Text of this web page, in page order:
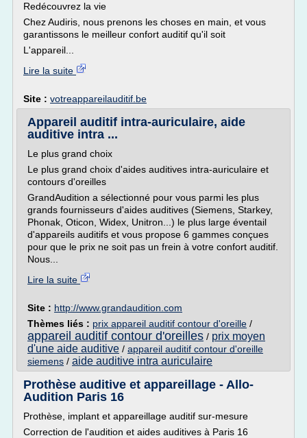
Redécouvrez la vie
Chez Audiris, nous prenons les choses en main, et vous
garantissons le meilleur confort auditif qu'il soit
L'appareil...
Lire la suite
Site : votreappareilauditif.be
Appareil auditif intra-auriculaire, aide
auditive intra ...
Le plus grand choix
Le plus grand choix d'aides auditives intra-auriculaire et
contours d'oreilles
GrandAudition a sélectionné pour vous parmi les plus
grands fournisseurs d'aides auditives (Siemens, Starkey,
Phonak, Oticon, Widex, Unitron...) le plus large éventail
d'appareils auditifs et vous propose 6 gammes conçues
pour que le prix ne soit pas un frein à votre confort auditif.
Nous...
Lire la suite
Site : http://www.grandaudition.com
Thèmes liés : prix appareil auditif contour d'oreille /
appareil auditif contour d'oreilles / prix moyen
d'une aide auditive / appareil auditif contour d'oreille
siemens / aide auditive intra auriculaire
Prothèse auditive et appareillage - Allo-
Audition Paris 16
Prothèse, implant et appareillage auditif sur-mesure
Correction de l'audition et aides auditives à Paris 16